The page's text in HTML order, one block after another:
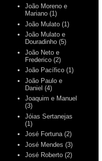
João Moreno e
Mariano (1)
João Mulato (1)
João Mulato e
Douradinho (5)
João Neto e
Frederico (2)
João Pacífico (1)
João Paulo e
Daniel (4)
Joaquim e Manuel
(3)
Jóias Sertanejas
(1)
José Fortuna (2)
José Mendes (3)
José Roberto (2)